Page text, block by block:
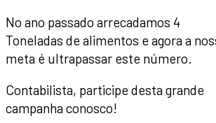
No ano passado arrecadamos 4
Toneladas de alimentos e agora a
meta é ultrapassar este número.
Contabilista, participe desta grande
campanha conosco!